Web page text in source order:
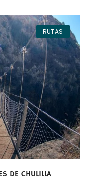
RUTAS
DE CHULILLA